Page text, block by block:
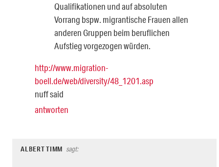
Qualifikationen und auf absoluten
Vorrang bspw. migrantische Frauen allen
anderen Gruppen beim beruflichen
Aufstieg vorgezogen würden.
http://www.migration-
boell.de/web/diversity/48_1201.asp
nuff said
antworten
ALBERT TIMM sagt: